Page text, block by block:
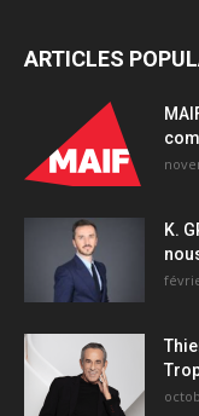
ARTICLES
K.